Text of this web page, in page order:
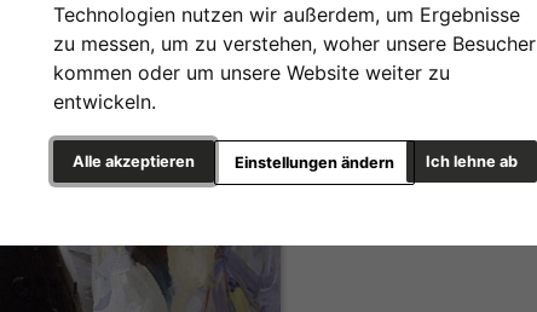
Technologien nutzen wir außerdem, um Ergebnisse
zu messen, um zu verstehen, woher unsere Besucher
kommen oder um unsere Website weiter zu
entwickeln.
Alle akzeptieren Ich lehne ab
Einstellungen ändern